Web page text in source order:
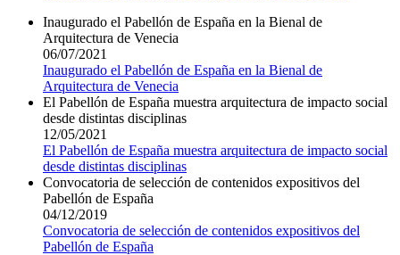
Inaugurado el Pabellón de España en la Bienal de
Arquitectura de Venecia
06/07/2021
Inaugurado el Pabellón de España en la Bienal de
Arquitectura de Venecia
El Pabellón de España muestra arquitectura de impacto social
desde distintas disciplinas
12/05/2021
El Pabellón de España muestra arquitectura de impacto social
desde distintas disciplinas
Convocatoria de selección de contenidos expositivos del
Pabellón de España
04/12/2019
Convocatoria de selección de contenidos expositivos del
Pabellón de España